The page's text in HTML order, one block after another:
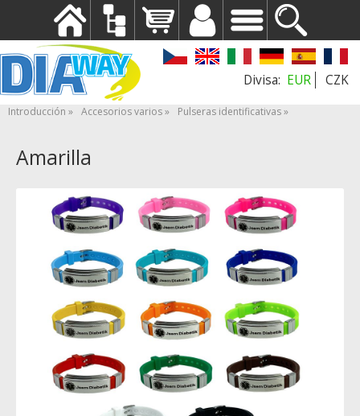
EUR CZK
Introducción Accesorios varios Pulseras identificativas
Amarilla